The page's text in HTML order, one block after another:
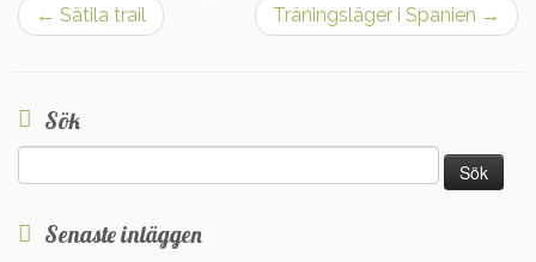
← Sätila trail Träningsläger i Spanien →
Sök
efter:
Senaste inläggen